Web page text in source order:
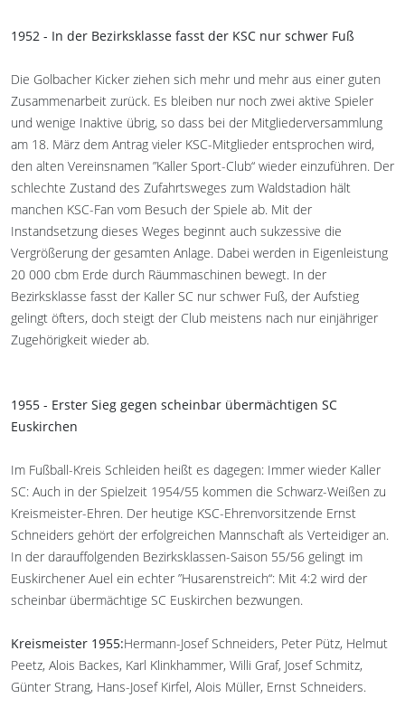
1952 - In der Bezirksklasse fasst der KSC nur schwer Fuß
Die Golbacher Kicker ziehen sich mehr und mehr aus einer guten
Zusammenarbeit zurück. Es bleiben nur noch zwei aktive Spieler
und wenige Inaktive übrig, so dass bei der Mitgliederversammlung
am 18. März dem Antrag vieler KSC-Mitglieder entsprochen wird,
den alten Vereinsnamen ”Kaller Sport-Club“ wieder einzuführen. Der
schlechte Zustand des Zufahrtsweges zum Waldstadion hält
manchen KSC-Fan vom Besuch der Spiele ab. Mit der
Instandsetzung dieses Weges beginnt auch sukzessive die
Vergrößerung der gesamten Anlage. Dabei werden in Eigenleistung
20 000 cbm Erde durch Räummaschinen bewegt. In der
Bezirksklasse fasst der Kaller SC nur schwer Fuß, der Aufstieg
gelingt öfters, doch steigt der Club meistens nach nur einjähriger
Zugehörigkeit wieder ab.
1955 - Erster Sieg gegen scheinbar übermächtigen SC
Euskirchen
Im Fußball-Kreis Schleiden heißt es dagegen: Immer wieder Kaller
SC: Auch in der Spielzeit 1954/55 kommen die Schwarz-Weißen zu
Kreismeister-Ehren. Der heutige KSC-Ehrenvorsitzende Ernst
Schneiders gehört der erfolgreichen Mannschaft als Verteidiger an.
In der darauffolgenden Bezirksklassen-Saison 55/56 gelingt im
Euskirchener Auel ein echter ”Husarenstreich“: Mit 4:2 wird der
scheinbar übermächtige SC Euskirchen bezwungen.
Kreismeister 1955:Hermann-Josef Schneiders, Peter Pütz, Helmut
Peetz, Alois Backes, Karl Klinkhammer, Willi Graf, Josef Schmitz,
Günter Strang, Hans-Josef Kirfel, Alois Müller, Ernst Schneiders.